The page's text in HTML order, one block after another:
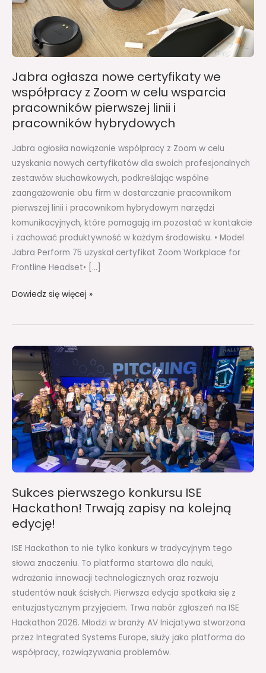
Jabra ogłasza nowe certyfikaty we
współpracy z Zoom w celu wsparcia
pracowników pierwszej linii i
pracowników hybrydowych
Jabra ogłosiła nawiązanie współpracy z Zoom w celu
uzyskania nowych certyfikatów dla swoich profesjonalnych
zestawów słuchawkowych, podkreślając wspólne
zaangażowanie obu firm w dostarczanie pracownikom
pierwszej linii i pracownikom hybrydowym narzędzi
komunikacyjnych, które pomagają im pozostać w kontakcie
i zachować produktywność w każdym środowisku. • Model
Jabra Perform 75 uzyskał certyfikat Zoom Workplace for
Frontline Headset• […]
współpracy
z
Zoom
w
celu
wsparcia
pracowników
pierwszej
linii
pracowników
hybrydowych
Dowiedz się więcej »
Sukces pierwszego konkursu ISE
Hackathon! Trwają zapisy na kolejną
edycję!
ISE Hackathon to nie tylko konkurs w tradycyjnym tego
słowa znaczeniu. To platforma startowa dla nauki,
wdrażania innowacji technologicznych oraz rozwoju
studentów nauk ścisłych. Pierwsza edycja spotkała się z
entuzjastycznym przyjęciem. Trwa nabór zgłoszeń na ISE
Hackathon 2026. Młodzi w branży AV Inicjatywa stworzona
przez Integrated Systems Europe, służy jako platforma do
współpracy, rozwiązywania problemów.
Sukces
pierwszego
konkursu
ISE
Hackathon!
Trwają
zapisy
na
kolejną
edycję!